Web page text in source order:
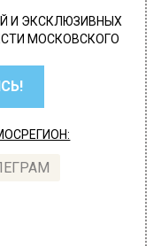
И ЭКСКЛЮЗИВНЫХ
МОСКОВСКОГО